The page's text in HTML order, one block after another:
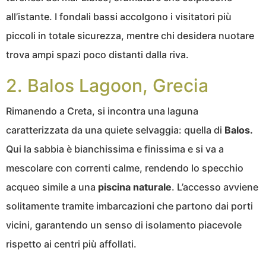
all’istante. I fondali bassi accolgono i visitatori più
piccoli in totale sicurezza, mentre chi desidera nuotare
trova ampi spazi poco distanti dalla riva.
2. Balos Lagoon, Grecia
Rimanendo a Creta, si incontra una laguna
caratterizzata da una quiete selvaggia: quella di Balos.
Qui la sabbia è bianchissima e finissima e si va a
mescolare con correnti calme, rendendo lo specchio
acqueo simile a una piscina naturale. L’accesso avviene
solitamente tramite imbarcazioni che partono dai porti
vicini, garantendo un senso di isolamento piacevole
rispetto ai centri più affollati.